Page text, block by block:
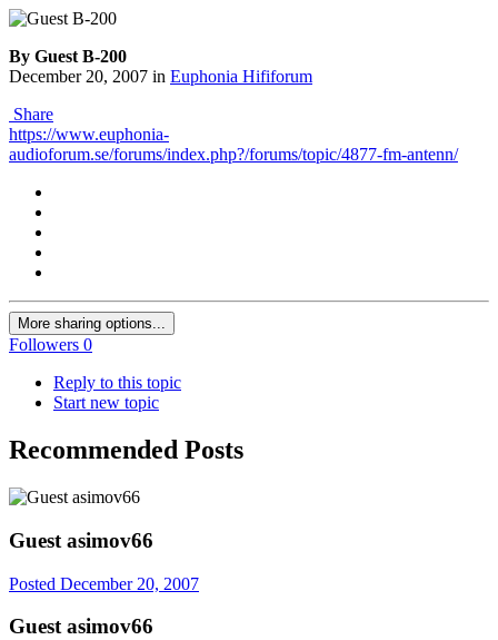
By Guest B-200
December 20, 2007 in Euphonia Hififorum
Share
https://www.euphonia-
audioforum.se/forums/index.php?/forums/topic/4877-fm-antenn/
More sharing options...
Followers 0
Reply to this topic
Start new topic
Recommended Posts
Guest asimov66
Posted December 20, 2007
Guest asimov66